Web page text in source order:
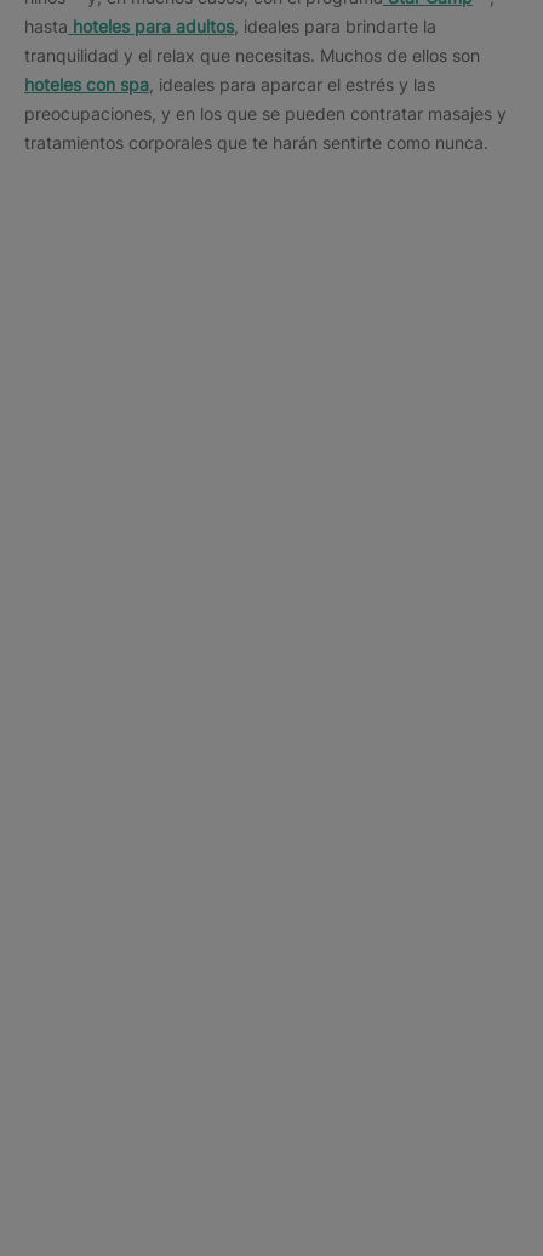
hasta hoteles para adultos , ideales para brindarte la
tranquilidad y el relax que necesitas. Muchos de ellos son
hoteles con spa , ideales para aparcar el estrés y las
preocupaciones, y en los que se pueden contratar masajes y
tratamientos corporales que te harán sentirte como nunca.